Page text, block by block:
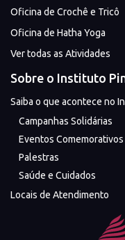
Oficina de Crochê e Tricô
Oficina de Hatha Yoga
Ver todas as Atividades
Sobre o Instituto
Saiba o que acontece no
Campanhas Solidárias
Eventos Comemorativos
Palestras
Saúde e Cuidados
Locais de Atendimento